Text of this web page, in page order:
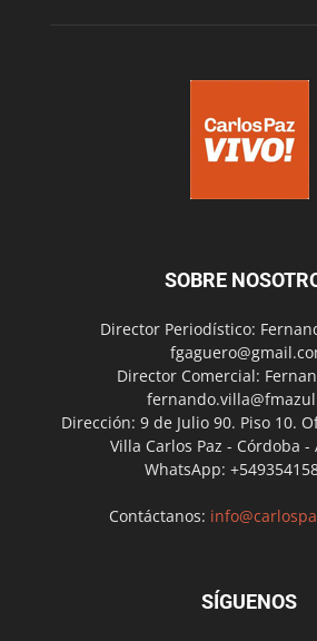
SOBRE
Director Periodístico:
Director Comercial:
Dirección: 9 de Julio 90. Piso 10.
Villa Carlos Paz - Córdoba
WhatsApp:
Contáctanos:
SÍGUENOS